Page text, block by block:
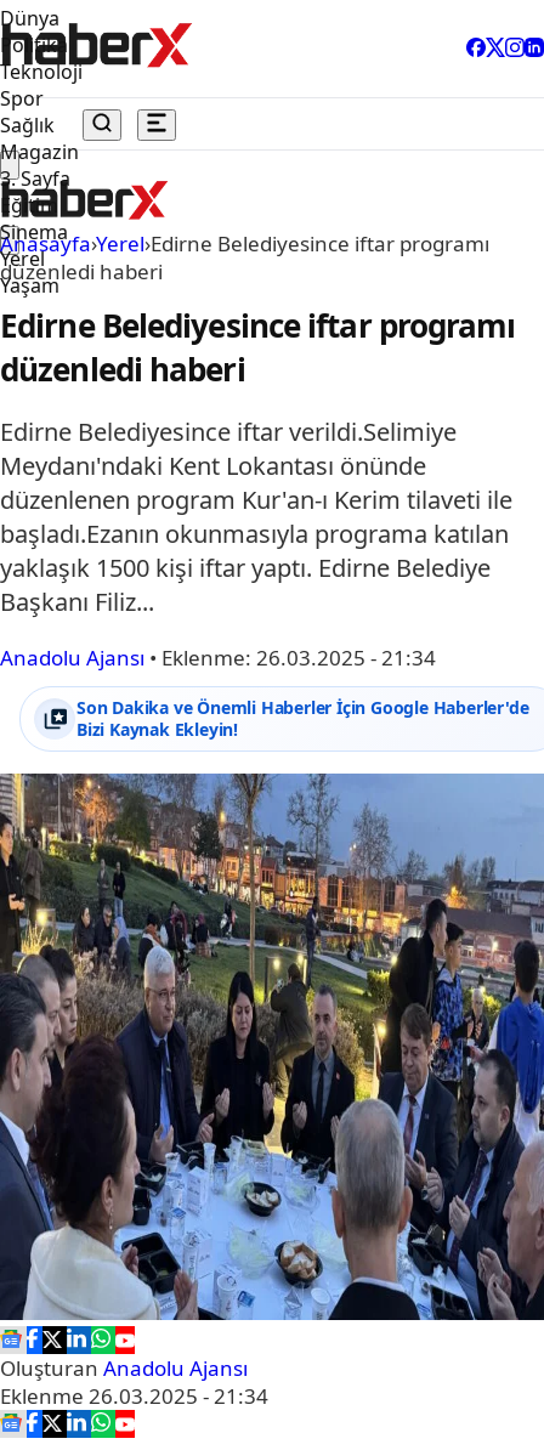
Dünya
Politika
Teknoloji
Spor
Sağlık
Magazin
3. Sayfa
Eğitim
Sinema
Yerel
Yaşam
Anasayfa›Yerel›Edirne Belediyesince iftar programı
düzenledi haberi
Edirne Belediyesince iftar programı
düzenledi haberi
Edirne Belediyesince iftar verildi.Selimiye
Meydanı'ndaki Kent Lokantası önünde
düzenlenen program Kur'an-ı Kerim tilaveti ile
başladı.Ezanın okunmasıyla programa katılan
yaklaşık 1500 kişi iftar yaptı. Edirne Belediye
Başkanı Filiz...
Anadolu Ajansı • Eklenme: 26.03.2025 - 21:34
Son Dakika ve Önemli Haberler İçin Google Haberler'de
Bizi Kaynak Ekleyin!
Oluşturan Anadolu Ajansı
Eklenme 26.03.2025 - 21:34